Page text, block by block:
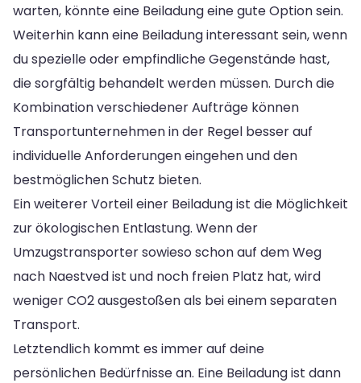
warten, könnte eine Beiladung eine gute Option sein.
Weiterhin kann eine Beiladung interessant sein, wenn
du spezielle oder empfindliche Gegenstände hast,
die sorgfältig behandelt werden müssen. Durch die
Kombination verschiedener Aufträge können
Transportunternehmen in der Regel besser auf
individuelle Anforderungen eingehen und den
bestmöglichen Schutz bieten.
Ein weiterer Vorteil einer Beiladung ist die Möglichkeit
zur ökologischen Entlastung. Wenn der
Umzugstransporter sowieso schon auf dem Weg
nach Naestved ist und noch freien Platz hat, wird
weniger CO2 ausgestoßen als bei einem separaten
Transport.
Letztendlich kommt es immer auf deine
persönlichen Bedürfnisse an. Eine Beiladung ist dann